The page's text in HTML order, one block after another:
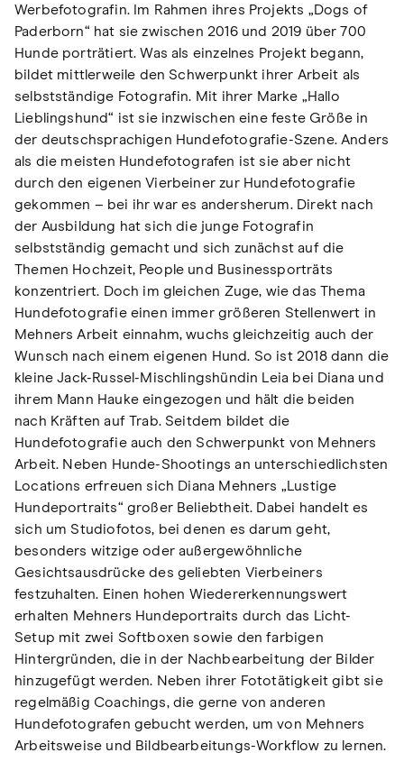
Werbefotografin. Im Rahmen ihres Projekts „Dogs of
Paderborn“ hat sie zwischen 2016 und 2019 über 700
Hunde porträtiert. Was als einzelnes Projekt begann,
bildet mittlerweile den Schwerpunkt ihrer Arbeit als
selbstständige Fotografin. Mit ihrer Marke „Hallo
Lieblingshund“ ist sie inzwischen eine feste Größe in
der deutschsprachigen Hundefotografie-Szene. Anders
als die meisten Hundefotografen ist sie aber nicht
durch den eigenen Vierbeiner zur Hundefotografie
gekommen – bei ihr war es andersherum. Direkt nach
der Ausbildung hat sich die junge Fotografin
selbstständig gemacht und sich zunächst auf die
Themen Hochzeit, People und Businessporträts
konzentriert. Doch im gleichen Zuge, wie das Thema
Hundefotografie einen immer größeren Stellenwert in
Mehners Arbeit einnahm, wuchs gleichzeitig auch der
Wunsch nach einem eigenen Hund. So ist 2018 dann die
kleine Jack-Russel-Mischlingshündin Leia bei Diana und
ihrem Mann Hauke eingezogen und hält die beiden
nach Kräften auf Trab. Seitdem bildet die
Hundefotografie auch den Schwerpunkt von Mehners
Arbeit. Neben Hunde-Shootings an unterschiedlichsten
Locations erfreuen sich Diana Mehners „Lustige
Hundeportraits“ großer Beliebtheit. Dabei handelt es
sich um Studiofotos, bei denen es darum geht,
besonders witzige oder außergewöhnliche
Gesichtsausdrücke des geliebten Vierbeiners
festzuhalten. Einen hohen Wiedererkennungswert
erhalten Mehners Hundeportraits durch das Licht-
Setup mit zwei Softboxen sowie den farbigen
Hintergründen, die in der Nachbearbeitung der Bilder
hinzugefügt werden. Neben ihrer Fototätigkeit gibt sie
regelmäßig Coachings, die gerne von anderen
Hundefotografen gebucht werden, um von Mehners
Arbeitsweise und Bildbearbeitungs-Workflow zu lernen.